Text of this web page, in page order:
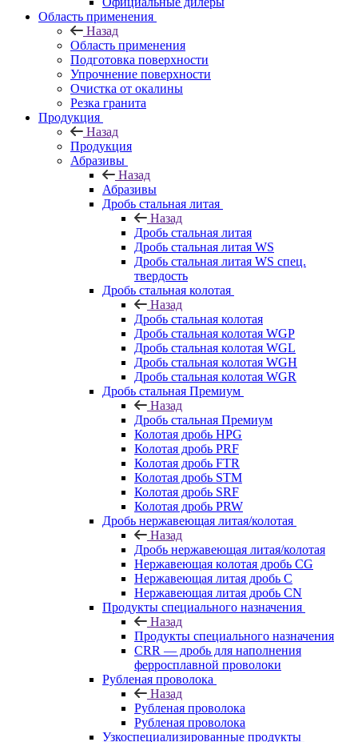
Область применения
Назад
Область применения
Подготовка поверхности
Упрочнение поверхности
Очистка от окалины
Резка гранита
Продукция
Назад
Продукция
Абразивы
Назад
Абразивы
Дробь стальная литая
Назад
Дробь стальная литая
Дробь стальная литая WS
Дробь стальная литая WS спец.
твердость
Дробь стальная колотая
Назад
Дробь стальная колотая
Дробь стальная колотая WGP
Дробь стальная колотая WGL
Дробь стальная колотая WGH
Дробь стальная колотая WGR
Дробь стальная Премиум
Назад
Дробь стальная Премиум
Колотая дробь HPG
Колотая дробь PRF
Колотая дробь FTR
Колотая дробь STM
Колотая дробь SRF
Колотая дробь PRW
Дробь нержавеющая литая/колотая
Назад
Дробь нержавеющая литая/колотая
Нержавеющая колотая дробь CG
Нержавеющая литая дробь C
Нержавеющая литая дробь CN
Продукты специального назначения
Назад
Продукты специального назначения
CRR — дробь для наполнения
ферросплавной проволоки
Рубленая проволока
Назад
Рубленая проволока
Рубленая проволока
Узкоспециализированные продукты